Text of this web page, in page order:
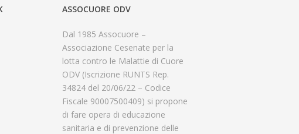
ASSOCUORE ODV
Dal 1985 Assocuore –
Associazione Cesenate per la
lotta contro le Malattie di Cuore
ODV (Iscrizione RUNTS Rep.
34824 del 20/06/22 – Codice
Fiscale 90007500409) si propone
di fare opera di educazione
sanitaria e di prevenzione delle